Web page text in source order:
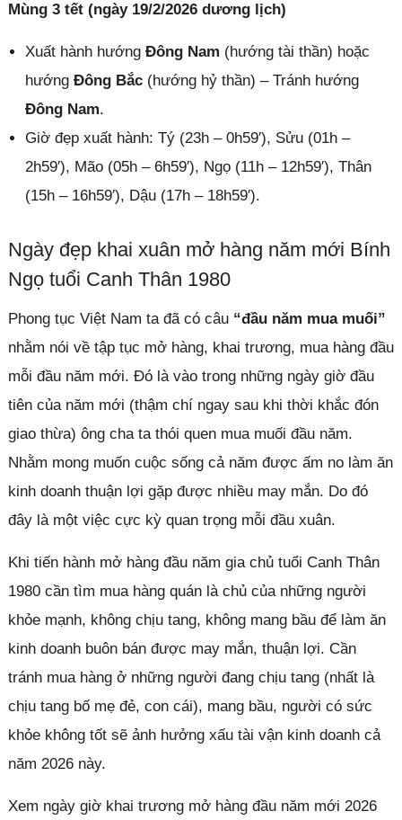
Mùng 3 tết (ngày 19/2/2026 dương lịch)
Xuất hành hướng Đông Nam (hướng tài thần) hoặc
hướng Đông Bắc(hướng hỷ thần) – Tránh hướng
Đông Nam.
Giờ đẹp xuất hành: Tý (23h – 0h59′), Sửu (01h –
2h59′), Mão (05h – 6h59′), Ngọ (11h – 12h59′), Thân
(15h – 16h59′), Dậu (17h – 18h59′).
Ngày đẹp khai xuân mở hàng năm mới Bính
Ngọ tuổi Canh Thân 1980
Phong tục Việt Nam ta đã có câu “đầu năm mua muối”
nhằm nói về tập tục mở hàng, khai trương, mua hàng đầu
mỗi đầu năm mới. Đó là vào trong những ngày giờ đầu
tiên của năm mới (thậm chí ngay sau khi thời khắc đón
giao thừa) ông cha ta thói quen mua muối đầu năm.
Nhằm mong muốn cuộc sống cả năm được ấm no làm ăn
kinh doanh thuận lợi gặp được nhiều may mắn. Do đó
đây là một việc cực kỳ quan trọng mỗi đầu xuân.
Khi tiến hành mở hàng đầu năm gia chủ tuổi Canh Thân
1980 cần tìm mua hàng quán là chủ của những người
khỏe mạnh, không chịu tang, không mang bầu để làm ăn
kinh doanh buôn bán được may mắn, thuận lợi. Cần
tránh mua hàng ở những người đang chịu tang (nhất là
chịu tang bố mẹ đẻ, con cái), mang bầu, người có sức
khỏe không tốt sẽ ảnh hưởng xấu tài vận kinh doanh cả
năm 2026 này.
Xem ngày giờ khai trương mở hàng đầu năm mới 2026